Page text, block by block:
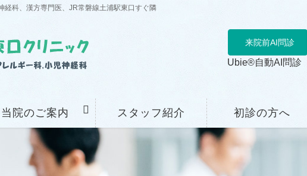
経科、漢方専門医、JR常磐線土浦駅東口すぐ隣
来院前AI問診
Ubie®自動AI問診
当院のご案内 スタッフ紹介 初診の方へ